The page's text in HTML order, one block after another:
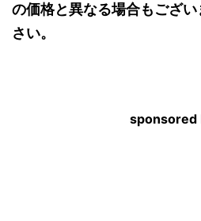
の価格と異なる場合もござ
さい。
sponsored